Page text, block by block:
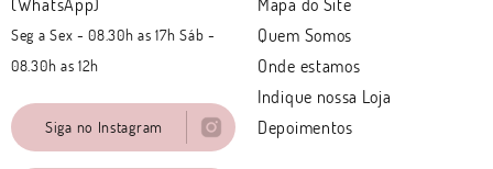
Seg a Sex - 08.30h as 17h Sáb -
08.30h as 12h
Siga no Instagram
Quem Somos
Onde estamos
Indique nossa Loja
Depoimentos